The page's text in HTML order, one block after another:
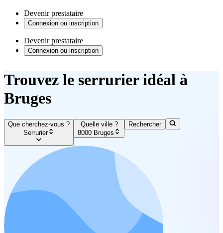
Devenir prestataire
Connexion ou inscription
Devenir prestataire
Connexion ou inscription
Trouvez le serrurier idéal à
Bruges
Que cherchez-vous ?
Serrurier
Quelle ville ?
8000 Bruges
Rechercher